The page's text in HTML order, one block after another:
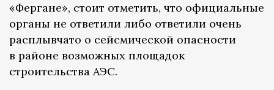
«Фергане», стоит отметить, что официальные
органы не ответили либо ответили очень
расплывчато о сейсмической опасности
в районе возможных площадок
строительства АЭС.